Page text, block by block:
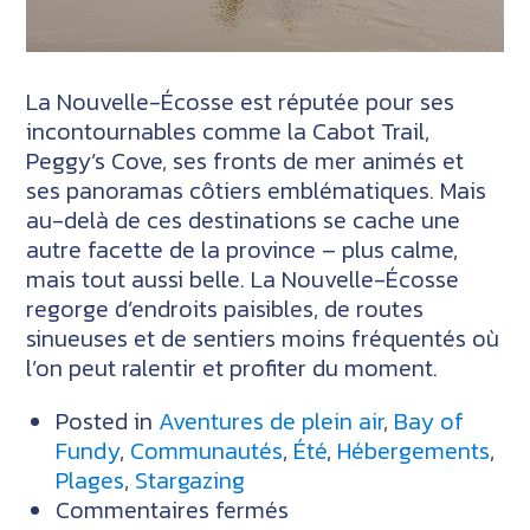
La Nouvelle-Écosse est réputée pour ses
incontournables comme la Cabot Trail,
Peggy’s Cove, ses fronts de mer animés et
ses panoramas côtiers emblématiques. Mais
au-delà de ces destinations se cache une
autre facette de la province – plus calme,
mais tout aussi belle. La Nouvelle-Écosse
regorge d’endroits paisibles, de routes
sinueuses et de sentiers moins fréquentés où
l’on peut ralentir et profiter du moment.
Posted in Aventures de plein air, Bay of
Fundy, Communautés, Été, Hébergements,
Plages, Stargazing
Commentaires fermés